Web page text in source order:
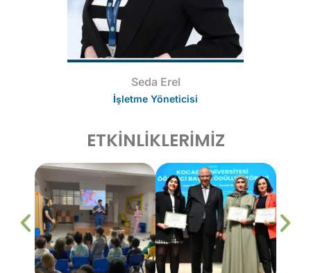
Seda Erel
İşletme Yöneticisi
ETKİNLİKLERİMİZ